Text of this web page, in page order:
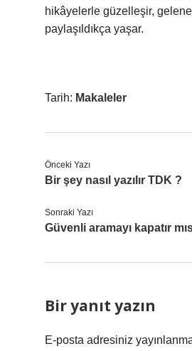
hikâyelerle güzelleşir,
paylaşıldıkça yaşar.
Tarih: Makaleler
Önceki Yazı
Bir şey nasıl yazılır TDK ?
Sonraki Yazı
Güvenli aramayı kapatır
Bir yanıt yazın
E-posta adresiniz